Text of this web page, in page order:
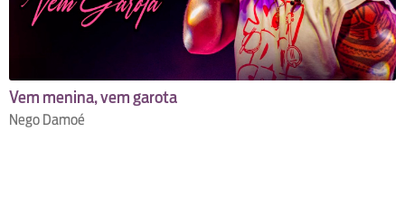
Vem menina, vem garota
Nego Damoé